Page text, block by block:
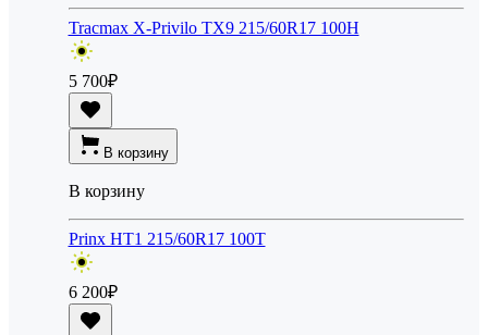
Tracmax X-Privilo TX9 215/60R17 100H
5 700₽
В корзину
В корзину
Prinx HT1 215/60R17 100T
6 200₽